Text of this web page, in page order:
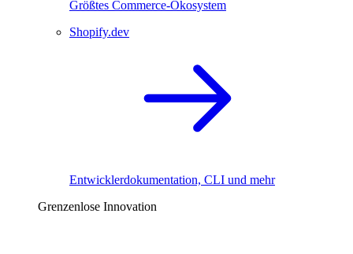
Größtes Commerce-Ökosystem
Shopify.dev
Entwicklerdokumentation, CLI und mehr
Grenzenlose Innovation